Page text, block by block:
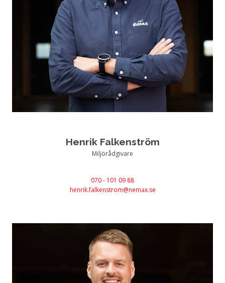
Henrik Falkenström
Miljörådgivare
070 - 101 09 88
henrik.falkenstrom@nemax.se